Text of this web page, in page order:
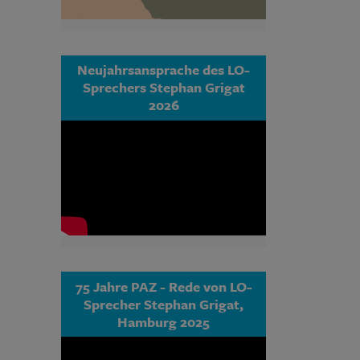
Neujahrsansprache des LO-
Sprechers Stephan Grigat
2026
75 Jahre PAZ - Rede von LO-
Sprecher Stephan Grigat,
Hamburg 2025